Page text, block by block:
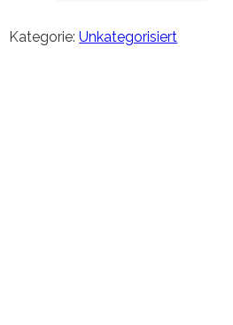
Kategorie:Unkategorisiert